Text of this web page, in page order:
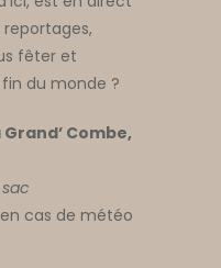
fêter et
du monde ?
Combe,
cas de météo